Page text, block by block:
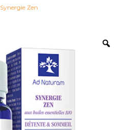
Synergie Zen